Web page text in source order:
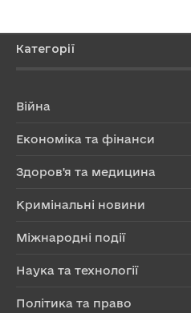
Категорії
Війна
Економіка та фінанси
Здоров'я та медицина
Кримінальні новини
Міжнародні події
Наука та технології
Політика та право